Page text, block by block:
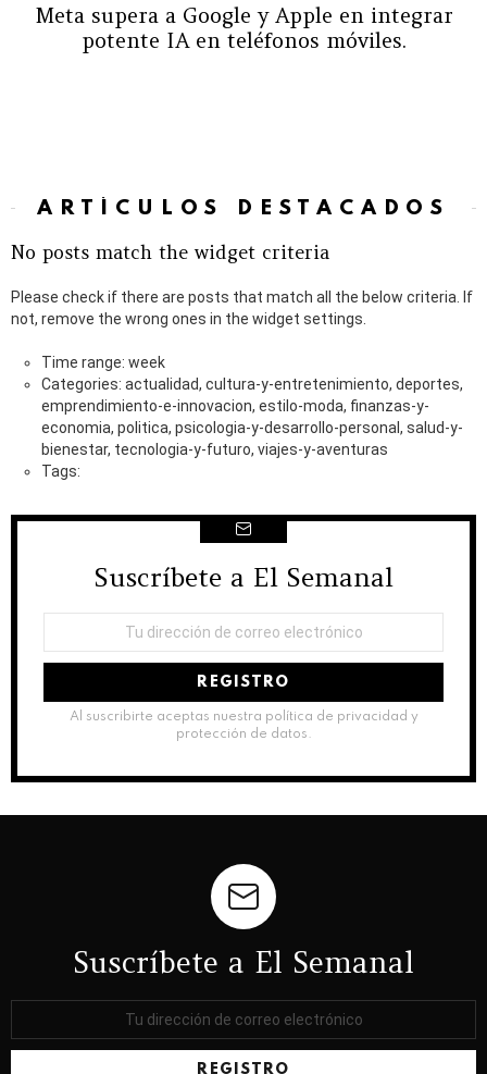
Meta supera a Google y Apple en integrar
potente IA en teléfonos móviles.
ARTÍCULOS DESTACADOS
No posts match the widget criteria
Please check if there are posts that match all the below criteria. If
not, remove the wrong ones in the widget settings.
Time range: week
Categories: actualidad, cultura-y-entretenimiento, deportes,
emprendimiento-e-innovacion, estilo-moda, finanzas-y-
economia, politica, psicologia-y-desarrollo-personal, salud-y-
bienestar, tecnologia-y-futuro, viajes-y-aventuras
Tags:
NEWSLETTER
Suscríbete a El Semanal
correo
Al suscribirte aceptas nuestra política de privacidad y
protección de datos.
Suscríbete a El Semanal
correo